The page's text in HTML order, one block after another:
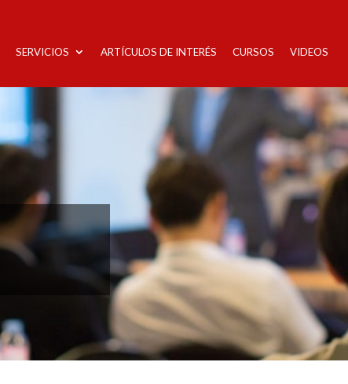
SERVICIOS ARTÍCULOS DE INTERÉS CURSOS VIDEOS